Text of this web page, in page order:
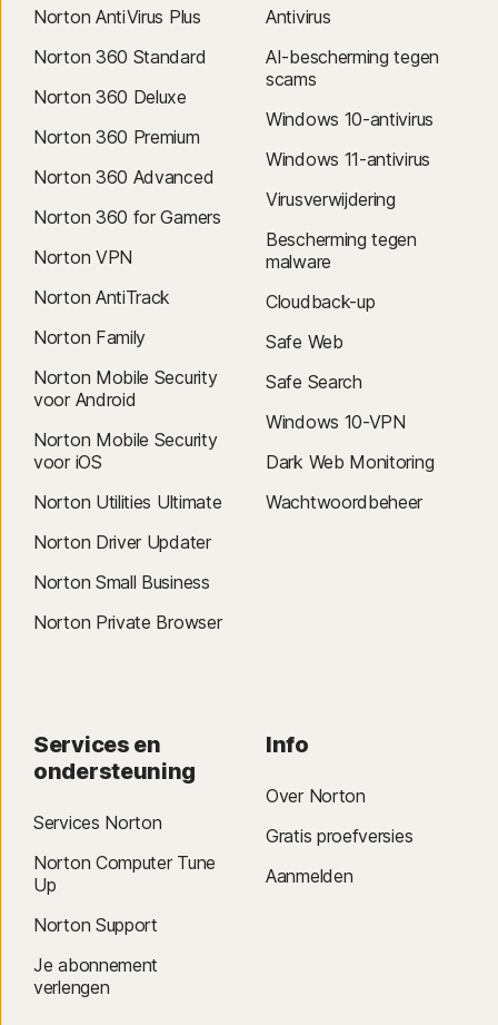
Norton AntiVirus Plus
Norton 360 Standard
Norton 360 Deluxe
Norton 360 Premium
Norton 360 Advanced
Norton 360 for Gamers
Norton VPN
Norton AntiTrack
Norton Family
Norton Mobile Security
voor Android
Norton Mobile Security
voor iOS
Norton Utilities Ultimate
Norton Driver Updater
Norton Small Business
Norton Private Browser
Antivirus
AI-bescherming tegen
scams
Windows 10-antivirus
Windows 11-antivirus
Virusverwijdering
Bescherming tegen
malware
Cloudback-up
Safe Web
Safe Search
Windows 10-VPN
Dark Web Monitoring
Wachtwoordbeheer
Services en
ondersteuning
Services Norton
Norton Computer Tune
Up
Norton Support
Je abonnement
verlengen
Info
Over Norton
Gratis proefversies
Aanmelden